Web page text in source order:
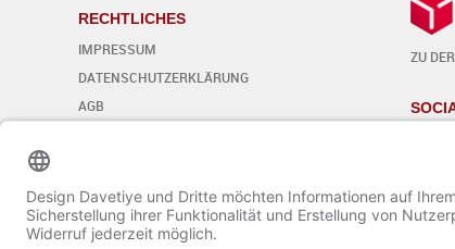
RECHTLICHES
IMPRESSUM
DATENSCHUTZERKLÄRUNG
AGB
ZU